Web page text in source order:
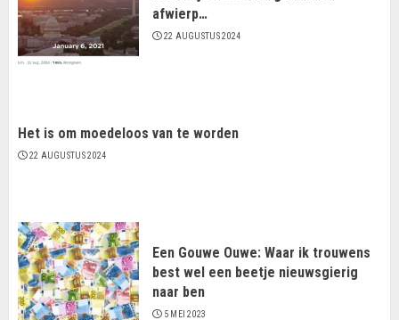
afwierp…
22 AUGUSTUS 2024
Het is om moedeloos van te worden
22 AUGUSTUS 2024
Een Gouwe Ouwe: Waar ik trouwens
best wel een beetje nieuwsgierig
naar ben
5 MEI 2023